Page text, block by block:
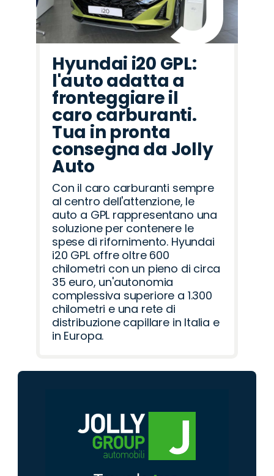
Hyundai i20 GPL:
l'auto adatta a
fronteggiare il
caro carburanti.
Tua in pronta
consegna da Jolly
Auto
Con il caro carburanti sempre
al centro dell'attenzione, le
auto a GPL rappresentano una
soluzione per contenere le
spese di rifornimento. Hyundai
i20 GPL offre oltre 600
chilometri con un pieno di circa
35 euro, un'autonomia
complessiva superiore a 1.300
chilometri e una rete di
distribuzione capillare in Italia e
in Europa.